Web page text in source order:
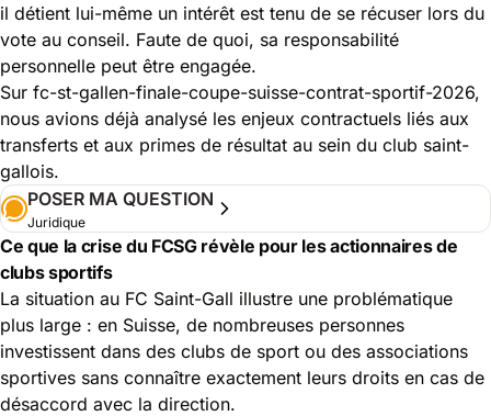
il détient lui-même un intérêt est tenu de se récuser lors du
vote au conseil. Faute de quoi, sa responsabilité
personnelle peut être engagée.
Sur fc-st-gallen-finale-coupe-suisse-contrat-sportif-2026,
nous avions déjà analysé les enjeux contractuels liés aux
transferts et aux primes de résultat au sein du club saint-
gallois.
POSER MA QUESTION
Juridique
Ce que la crise du FCSG révèle pour les actionnaires de
clubs sportifs
La situation au FC Saint-Gall illustre une problématique
plus large : en Suisse, de nombreuses personnes
investissent dans des clubs de sport ou des associations
sportives sans connaître exactement leurs droits en cas de
désaccord avec la direction.